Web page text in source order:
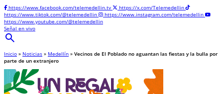
https://www.facebook.com/telemedellin.tv
https://x.com/Telemedellin
https://www.tiktok.com/@telemedellin
https://www.instagram.com/telemedellin
https://www.youtube.com/@telemedellin
Señal en vivo
search
Inicio » Noticias » Medellín » Vecinos de El Poblado no aguantan las fiestas y la bulla por
parte de un extranjero